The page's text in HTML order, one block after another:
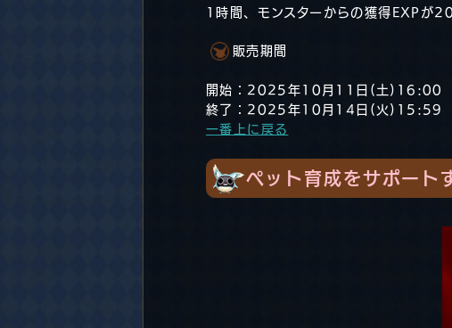
1時間、モンスターからの獲得EXPが
販売期間
開始：2025年10月11日(土)16:00
終了：2025年10月14日(火)15:59
一番上に戻る
ペット育成をサポート